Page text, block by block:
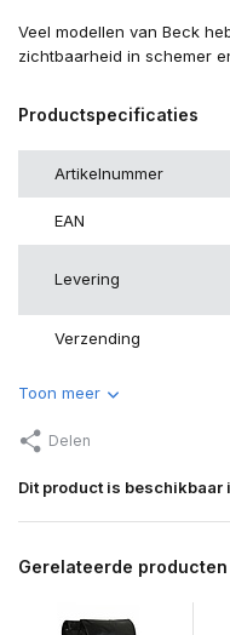
Veel modellen van Beck
zichtbaarheid in schemer
Productspecificaties
Artikelnummer
EAN
Levering
Verzending
Toon meer
Delen
Dit product is
Gerelateerde producten